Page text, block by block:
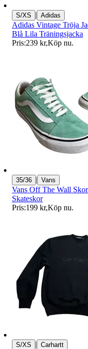
S/XS | Adidas
Adidas Vintage Tröja
Blå Lila Träningsjacka
Pris:239 kr,Köp nu.
35/36 | Vans
Vans Off The Wall
Skateskor
Pris:199 kr,Köp nu.
S/XS | Carhartt